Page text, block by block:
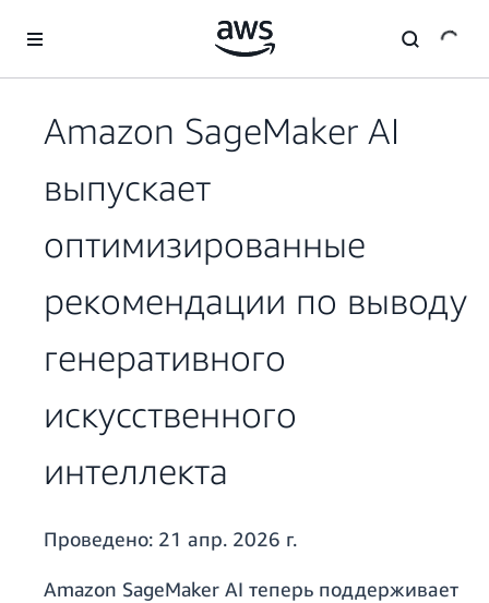
Перейти к главному контенту
Amazon SageMaker AI
выпускает
оптимизированные
рекомендации по выводу
генеративного
искусственного
интеллекта
Проведено: 21 апр. 2026 г.
Amazon SageMaker AI теперь поддерживает